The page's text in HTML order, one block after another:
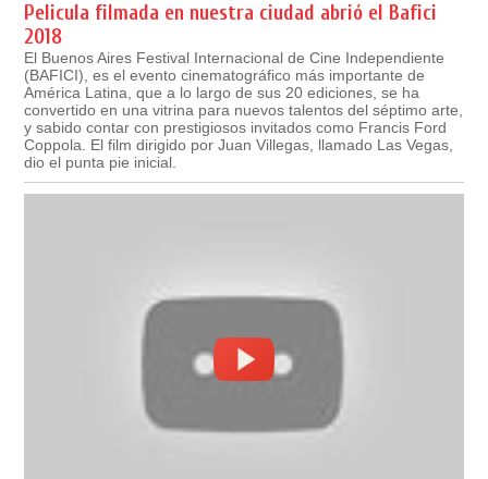
Pelicula filmada en nuestra ciudad abrió el Bafici
2018
El Buenos Aires Festival Internacional de Cine Independiente
(BAFICI), es el evento cinematográfico más importante de
América Latina, que a lo largo de sus 20 ediciones, se ha
convertido en una vitrina para nuevos talentos del séptimo arte,
y sabido contar con prestigiosos invitados como Francis Ford
Coppola. El film dirigido por Juan Villegas, llamado Las Vegas,
dio el punta pie inicial.